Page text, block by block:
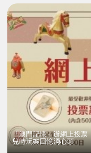
「澳門記憶」辦網上投票
兒時玩樂回憶湧心頭